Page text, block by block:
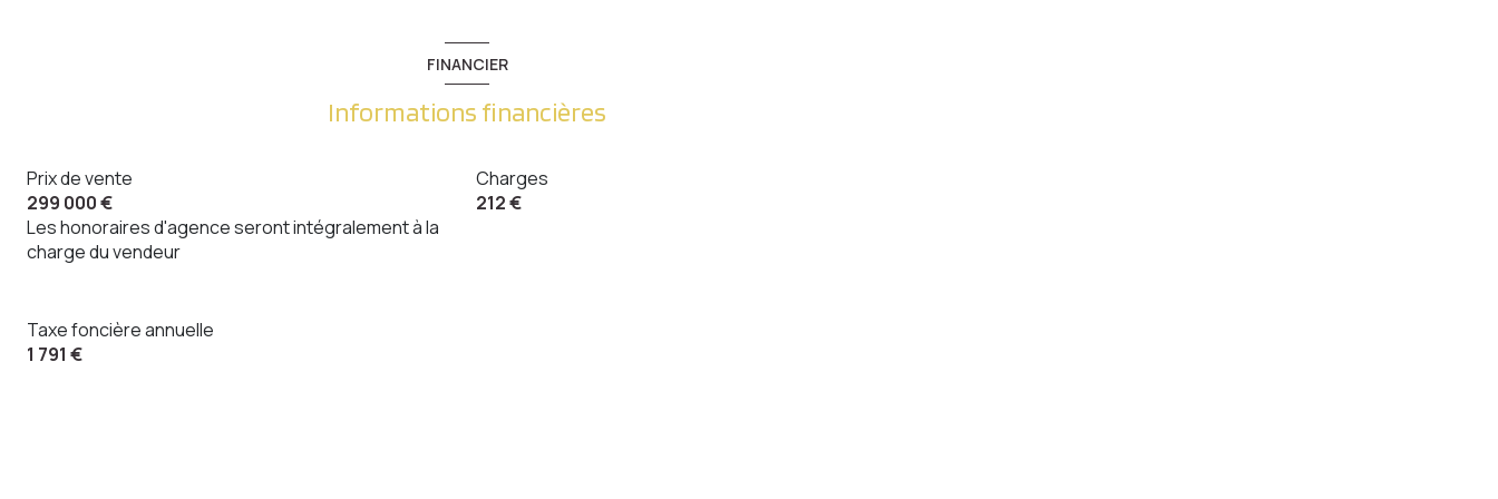
FINANCIER
Informations financières
Prix de vente
299 000 €
Les honoraires d'agence seront intégralement à la
charge du vendeur
Charges
212 €
Taxe foncière annuelle
1 791 €